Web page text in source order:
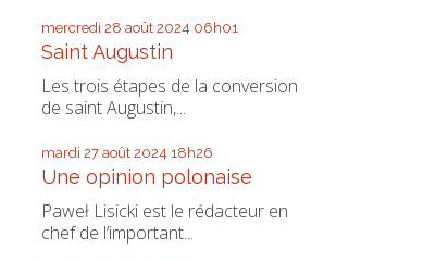
mercredi 28 août 2024 06h01
Saint Augustin
Les trois étapes de la conversion
de saint Augustin,...
mardi 27 août 2024 18h26
Une opinion polonaise
Paweł Lisicki est le rédacteur en
chef de l’important...